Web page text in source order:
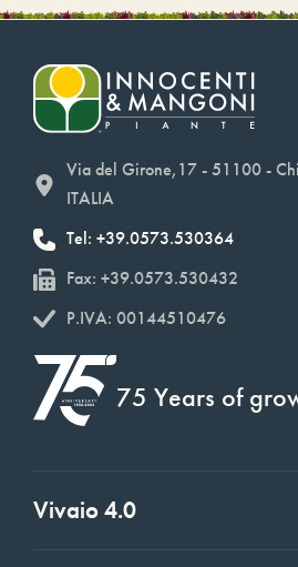
Via del Girone,17 - 51100 -
ITALIA
Tel: +39.0573.530364
Fax: +39.0573.530432
P.IVA: 00144510476
75 Years of
Vivaio 4.0